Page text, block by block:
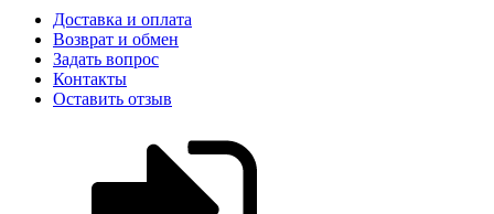
Доставка и оплата
Возврат и обмен
Задать вопрос
Контакты
Оставить отзыв